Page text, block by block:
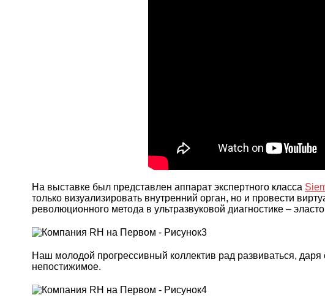
На выставке был представлен аппарат экспертного класса
только визуализировать внутренний орган, но и провести
революционного метода в ультразвуковой диагностике –
Наш молодой прогрессивный коллектив рад развиваться, даря
непостижимое.